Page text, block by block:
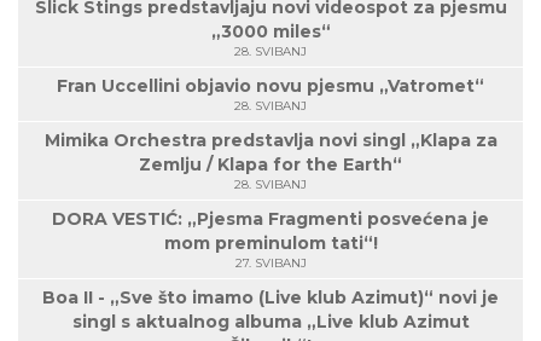
Slick Stings predstavljaju novi videospot za pjesmu
„3000 miles“
28. SVIBANJ
Fran Uccellini objavio novu pjesmu „Vatromet“
28. SVIBANJ
Mimika Orchestra predstavlja novi singl „Klapa za
Zemlju / Klapa for the Earth“
28. SVIBANJ
DORA VESTIĆ: „Pjesma Fragmenti posvećena je
mom preminulom tati“!
27. SVIBANJ
Boa II - „Sve što imamo (Live klub Azimut)“ novi je
singl s aktualnog albuma „Live klub Azimut